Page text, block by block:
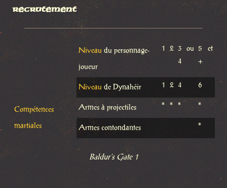
recrutement
Baldur’s Gate 1
Niveau du personnage-
joueur
1 2
3 ou
4
5 et
+
Niveau de Dynahéir 1 2 4 6
Compétences
martiales
Armes à projectiles * * * *
Armes contondantes *